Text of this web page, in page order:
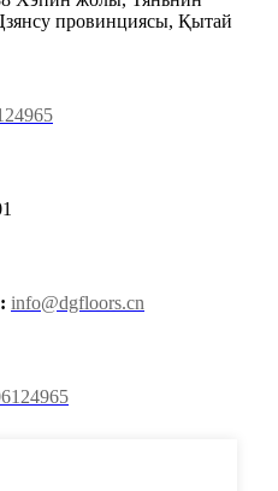
провинциясы, Қытай
info@dgfloors.cn